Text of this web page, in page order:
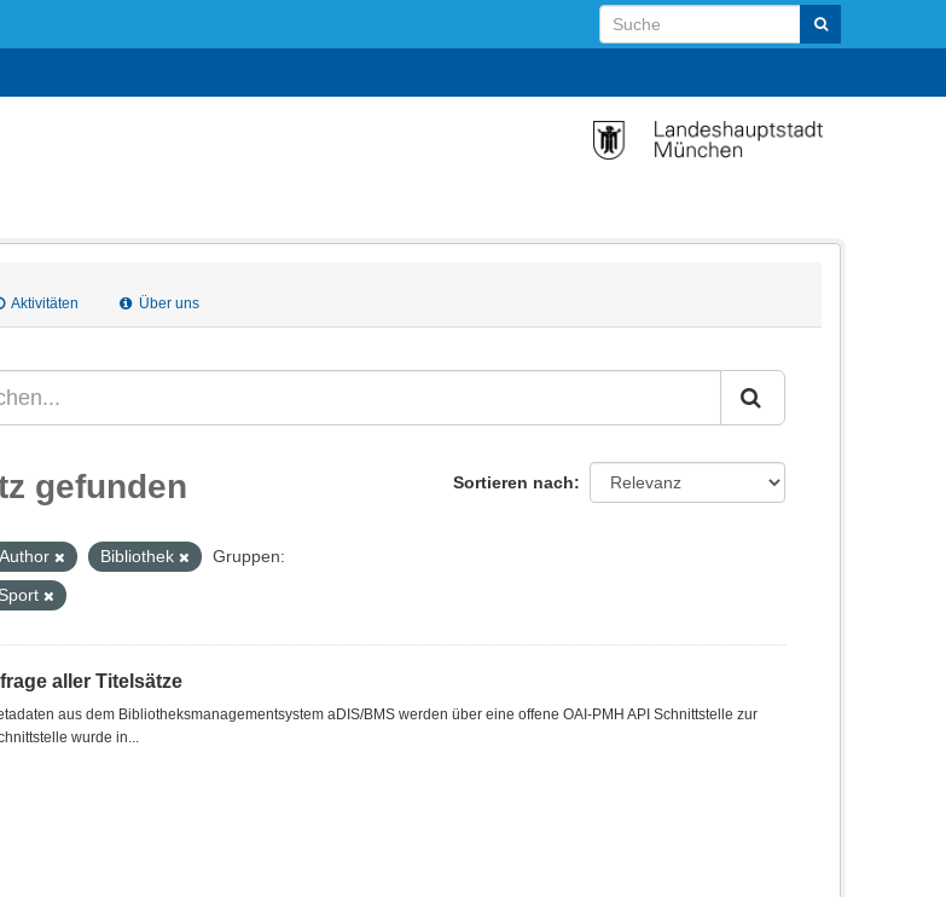
Aktivitäten Über uns
Sortieren nach
gefunden
Author Bibliothek
Gruppen:
aller Titelsätze
aus dem Bibliotheksmanagementsystem aDIS/BMS werden über eine offene OAI-PMH API Schnittstelle zur
wurde in...